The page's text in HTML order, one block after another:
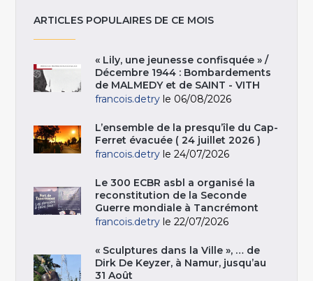
ARTICLES POPULAIRES DE CE MOIS
« Lily, une jeunesse confisquée » /
Décembre 1944 : Bombardements
de MALMEDY et de SAINT - VITH
francois.detry le 06/08/2026
L’ensemble de la presqu’île du Cap-
Ferret évacuée ( 24 juillet 2026 )
francois.detry le 24/07/2026
Le 300 ECBR asbl a organisé la
reconstitution de la Seconde
Guerre mondiale à Tancrémont
francois.detry le 22/07/2026
« Sculptures dans la Ville », … de
Dirk De Keyzer, à Namur, jusqu’au
31 Août